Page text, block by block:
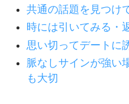
共通の話題を見つけ
時には引いてみる・
思い切ってデートに
脈なしサインが強い
も大切